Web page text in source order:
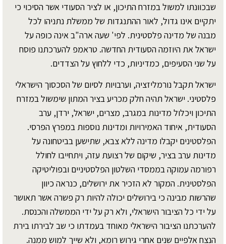
שבכוונתו למשול במזרח התיכון, או לציר הסעודי אשר הסיכוי כי
יתקיים אינו גדול, לאור ההתנגדות של ממשלת נתניהו לכל
מבנה של מדינה פלסטינית. לפי' שעה ארה"ב אינה כופה על
ישראל את היוזמה הסעודית החדשה. טראמפ להערכתנו פוסח
על שני הסעיפים, כמדיניות, כדי ללחוץ על הצדדים.
ישראל תקבל נורמליזציה, וערבויות לסיום של הסכסוך הישראלי
פלסטיני. ישראל תהיה חלק מכריע בציר המתון שימשול במזרח
התיכון ויכלול מדינות במגרב, מצרים, ישראל, ירדן, ערב
הסעודית, איחוד האמירויות ומדינות נוספות במפרץ הפרסי.
הפלסטינים יקבלו מדינה ללא צבא, שתישען בביטחונה על
מדינות ערב בציר, שיקום של רצועת עזה, ויתחייבו לחולל
רפורמה עמוקה בממסדי השלטון הפלסטיניים ובפוליטיקה
הפלסטינית. המקור לא הזכיר את ירושלים, כנראה כיוון
שהרשות מבינה כי בירושלים יכולה להיות רק פשרה אשר תאושר
על ידי כל הציבור הישראלי, ולא רק על ידי הממשלה והכנסת.
להערכתנו הציבור הישראלי מאוחד בעמדתו כי שב לבירתו בירת
הנצח אלפיים שנים אחרי גירוש רומא, ולא שייך למוש ממנה.